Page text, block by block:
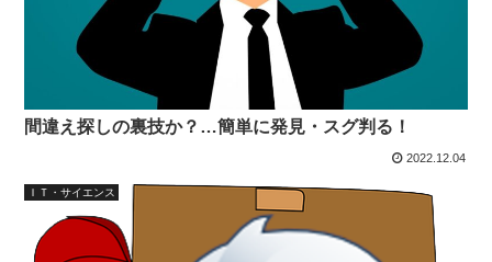
間違え探しの裏技か？…簡単に発見・スグ判る！
2022.12.04
ＩＴ・サイエンス